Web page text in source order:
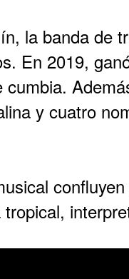
la banda de
En 2019,
y cuatro